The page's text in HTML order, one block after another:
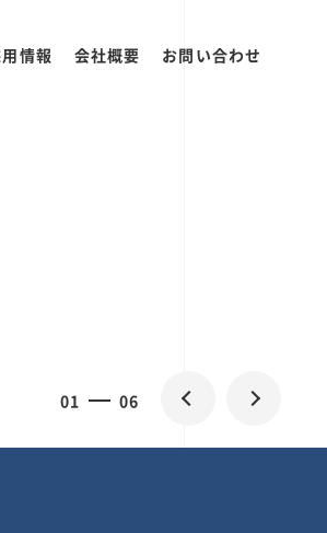
情報 会社概要 お問い合わせ
01 06